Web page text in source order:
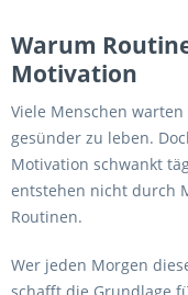
Warum
Motivation
Viele Menschen
gesünder zu leben.
Motivation schwankt
entstehen nicht durch
Routinen.
Wer jeden Morgen